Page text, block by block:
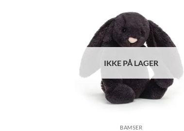
IKKE PÅ LAGER
BAMSER